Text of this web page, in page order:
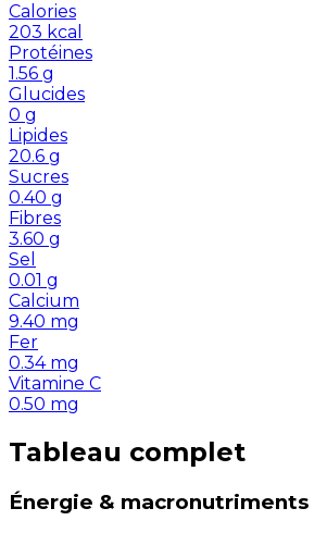
Calories
203 kcal
Protéines
1.56 g
Glucides
0 g
Lipides
20.6 g
Sucres
0.40 g
Fibres
3.60 g
Sel
0.01 g
Calcium
9.40 mg
Fer
0.34 mg
Vitamine C
0.50 mg
Tableau complet
Énergie & macronutriments